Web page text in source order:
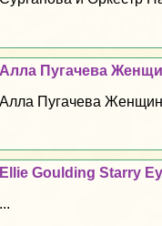
Алла Пугачева
Алла Пугачева
Ellie Goulding Starry
...